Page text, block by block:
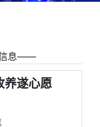
息――
养遂心愿